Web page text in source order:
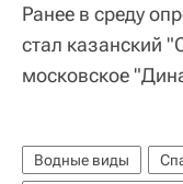
Ранее в среду
стал казанский
московское
Водные виды